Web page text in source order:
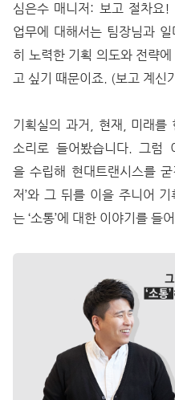
심은수 매니저: 보고 절차요
업무에 대해서는 팀장님과
히 노력한 기획 의도와 전략
고 싶기 때문이죠. (보고 계신
기획실의 과거, 현재, 미래를
소리로 들어봤습니다. 그럼
을 수립해 현대트랜시스를 굳
저’와 그 뒤를 이을 주니어 기
는 ‘소통’에 대한 이야기를 들